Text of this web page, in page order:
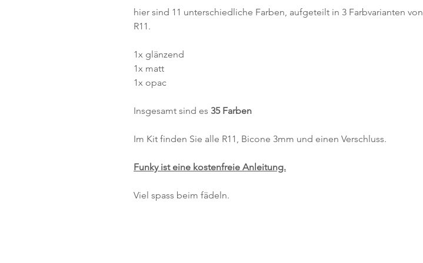
hier sind 11 unterschiedliche Farben, aufgeteilt in 3 Farbvarianten von
R11.
1x glänzend
1x matt
1x opac
Insgesamt sind es 35 Farben
Im Kit finden Sie alle R11, Bicone 3mm und einen Verschluss.
Funky ist eine kostenfreie Anleitung.
Viel spass beim fädeln.